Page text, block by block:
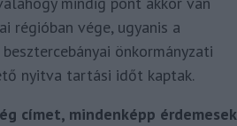
régióban vége, ugyanis a
önkormányzati
nyitva tartási időt kaptak.
címet, mindenképp érdemesek